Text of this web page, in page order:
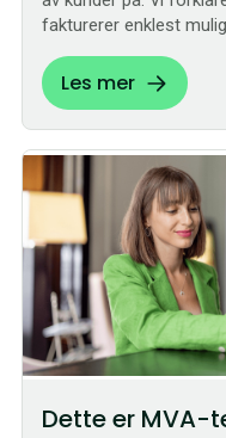
fakturerer enklest
Les mer
Dette er MVA-